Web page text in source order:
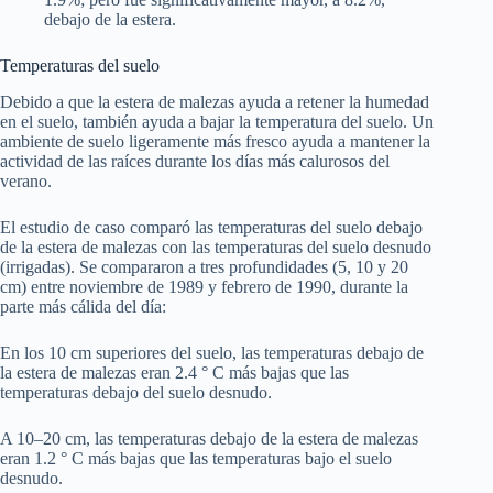
debajo de la estera.
Temperaturas del suelo
Debido a que la estera de malezas ayuda a retener la humedad
en el suelo, también ayuda a bajar la temperatura del suelo. Un
ambiente de suelo ligeramente más fresco ayuda a mantener la
actividad de las raíces durante los días más calurosos del
verano.
El estudio de caso comparó las temperaturas del suelo debajo
de la estera de malezas con las temperaturas del suelo desnudo
(irrigadas). Se compararon a tres profundidades (5, 10 y 20
cm) entre noviembre de 1989 y febrero de 1990, durante la
parte más cálida del día:
En los 10 cm superiores del suelo, las temperaturas debajo de
la estera de malezas eran 2.4 ° C más bajas que las
temperaturas debajo del suelo desnudo.
A 10–20 cm, las temperaturas debajo de la estera de malezas
eran 1.2 ° C más bajas que las temperaturas bajo el suelo
desnudo.